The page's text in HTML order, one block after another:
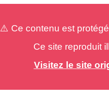
⚠️ Ce contenu est
Ce site reproduit
Visitez le site